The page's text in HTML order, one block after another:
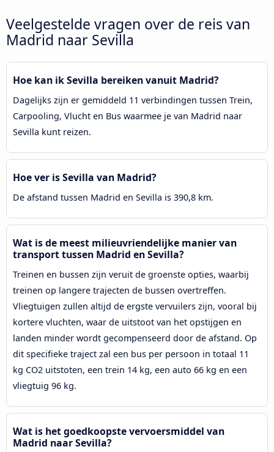
Veelgestelde vragen over de reis van
Madrid naar Sevilla
Hoe kan ik Sevilla bereiken vanuit Madrid?
Dagelijks zijn er gemiddeld 11 verbindingen tussen Trein,
Carpooling, Vlucht en Bus waarmee je van Madrid naar
Sevilla kunt reizen.
Hoe ver is Sevilla van Madrid?
De afstand tussen Madrid en Sevilla is 390,8 km.
Wat is de meest milieuvriendelijke manier van
transport tussen Madrid en Sevilla?
Treinen en bussen zijn veruit de groenste opties, waarbij
treinen op langere trajecten de bussen overtreffen.
Vliegtuigen zullen altijd de ergste vervuilers zijn, vooral bij
kortere vluchten, waar de uitstoot van het opstijgen en
landen minder wordt gecompenseerd door de afstand. Op
dit specifieke traject zal een bus per persoon in totaal 11
kg CO2 uitstoten, een trein 14 kg, een auto 66 kg en een
vliegtuig 96 kg.
Wat is het goedkoopste vervoersmiddel van
Madrid naar Sevilla?